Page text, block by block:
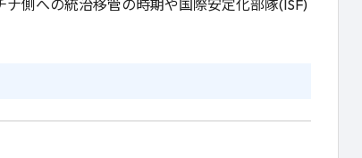
側への統治移管の時期や国際安定化部隊(ISF)